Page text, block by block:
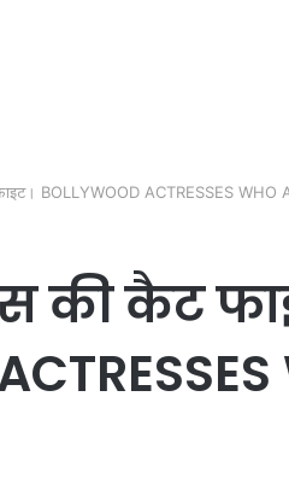
BOLLYWOOD ACTRESSES WHO
की कैट